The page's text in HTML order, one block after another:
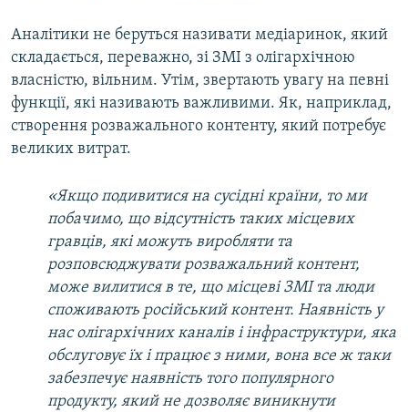
Аналітики не беруться називати медіаринок, який
складається, переважно, зі ЗМІ з олігархічною
власністю, вільним. Утім, звертають увагу на певні
функції, які називають важливими. Як, наприклад,
створення розважального контенту, який потребує
великих витрат.
«Якщо подивитися на сусідні країни, то ми
побачимо, що відсутність таких місцевих
гравців, які можуть виробляти та
розповсюджувати розважальний контент,
може вилитися в те, що місцеві ЗМІ та люди
споживають російський контент. Наявність у
нас олігархічних каналів і інфраструктури, яка
обслуговує їх і працює з ними, вона все ж таки
забезпечує наявність того популярного
продукту, який не дозволяє виникнути